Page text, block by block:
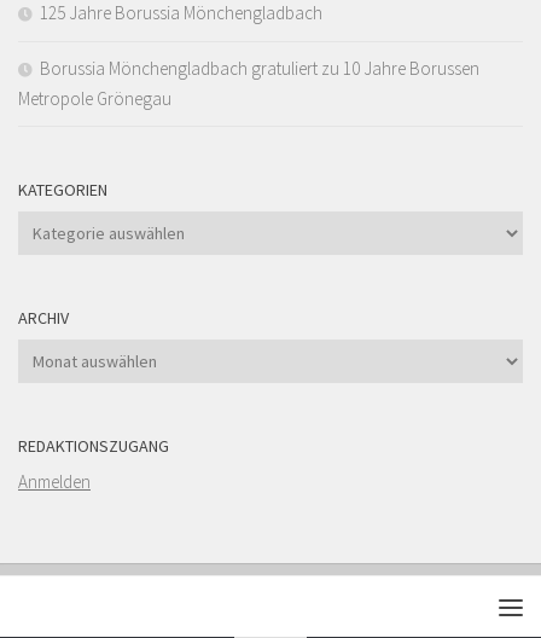
125 Jahre Borussia Mönchengladbach
Borussia Mönchengladbach gratuliert zu 10 Jahre Borussen
Metropole Grönegau
KATEGORIEN
Kategorien
ARCHIV
Archiv
REDAKTIONSZUGANG
Anmelden